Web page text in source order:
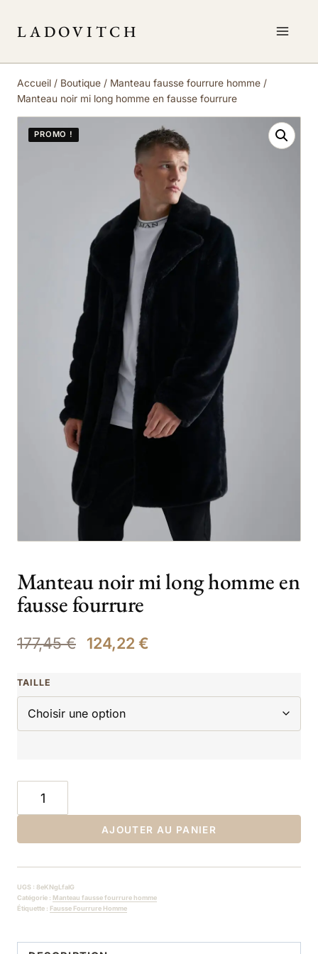
LADOVITCH
Accueil / Boutique / Manteau fausse fourrure homme /
Manteau noir mi long homme en fausse fourrure
PROMO !
Manteau noir mi long homme en
fausse fourrure
177,45€ 124,22€
TAILLE
AJOUTER AU PANIER
UGS : 8eKNgLfalG
Catégorie : Manteau fausse fourrure homme
Étiquette : Fausse Fourrure Homme